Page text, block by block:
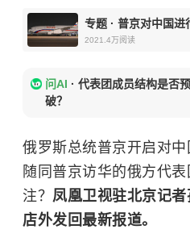
专题 · 普京对中国进
2021.4万阅读
问AI · 代表团成员结构是否
破？
俄罗斯总统普京开启对
随同普京访华的俄方代
注？ 凤凰卫视驻北京记
店外发回最新报道。